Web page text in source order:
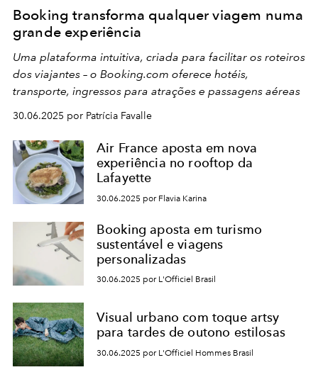
Booking transforma qualquer viagem numa
grande experiência
Uma plataforma intuitiva, criada para facilitar os roteiros
dos viajantes – o Booking.com oferece hotéis,
transporte, ingressos para atrações e passagens aéreas
30.06.2025 por Patrícia Favalle
Air France aposta em nova
experiência no rooftop da
Lafayette
30.06.2025 por Flavia Karina
Booking aposta em turismo
sustentável e viagens
personalizadas
30.06.2025 por L'Officiel Brasil
Visual urbano com toque artsy
para tardes de outono estilosas
30.06.2025 por L'Officiel Hommes Brasil